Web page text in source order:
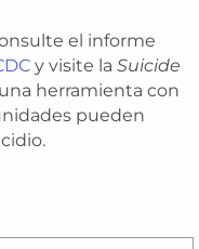
el informe
y visite la Suicide
herramienta con
pueden